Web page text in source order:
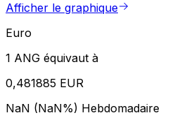
Afficher le graphique
Euro
1 ANG équivaut à
0,481885 EUR
NaN (NaN%) Hebdomadaire